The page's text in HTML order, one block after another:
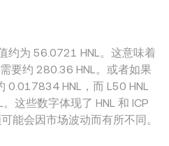
ICP/HNL 的可获得性与报价稳
资金费率（funding rate）变
对现货的溢出影响、大额地址在
、以及 NNS 中神经元的解锁与
供需平衡造成扰动，从而反映到
上。
）的价格近似为 y/x；随后若
折算，即可间接得到 ICP/HNL
心化订单簿、跨平台 VWAP 与去
场价格的多源依据，实际成交
从而使最终的 ICP/HNL
环境中略有差异。
地区对 ICP 的合规要求、法币
面向 HNL 的报价中形成溢价或
或 USD 报价，再换算为
在轻微溢价或贴水（USDT 基
ICP/HNL 报价中。虽然跨平台
这些差异，但由于转账成本、
等因素，套利并非总能完全抹
约为 56.0721 HNL。这意味着
要约 280.36 HNL。或者如果
0.017834 HNL，而 L50 HNL
这些数字体现了 HNL 和 ICP
能会因市场波动而有所不同。